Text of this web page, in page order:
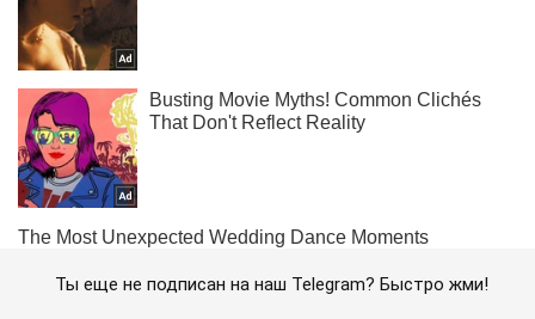
Ты еще не подписан на наш Telegram? Быстро жми!